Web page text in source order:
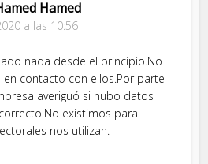
Hamed
a las 10:56
nada desde el principio.No
contacto con ellos.Por parte
averiguó si hubo datos
existimos para
nos utilizan.